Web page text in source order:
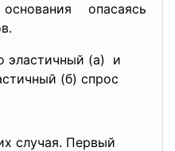
основания опасаясь
эластичный (а) и
(б) спрос
случая. Первый